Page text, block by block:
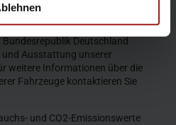
den wirklichen Farbton nur
Sonderausstattungen gegen
Deutschland
und Ausstattung unserer
weitere Informationen über die
Fahrzeuge kontaktieren Sie
und CO2-Emissionswerte